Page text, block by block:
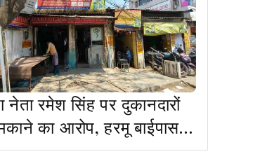
नेता रमेश सिंह पर दुकानदारों
का आरोप, हरमू बाईपास में
सड़क पर उतरे